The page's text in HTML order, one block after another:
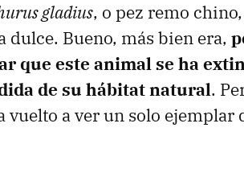
gladius, o pez remo
dulce. Bueno, más bien era,
que este animal se ha
de su hábitat natural.
vuelto a ver un solo ejemplar